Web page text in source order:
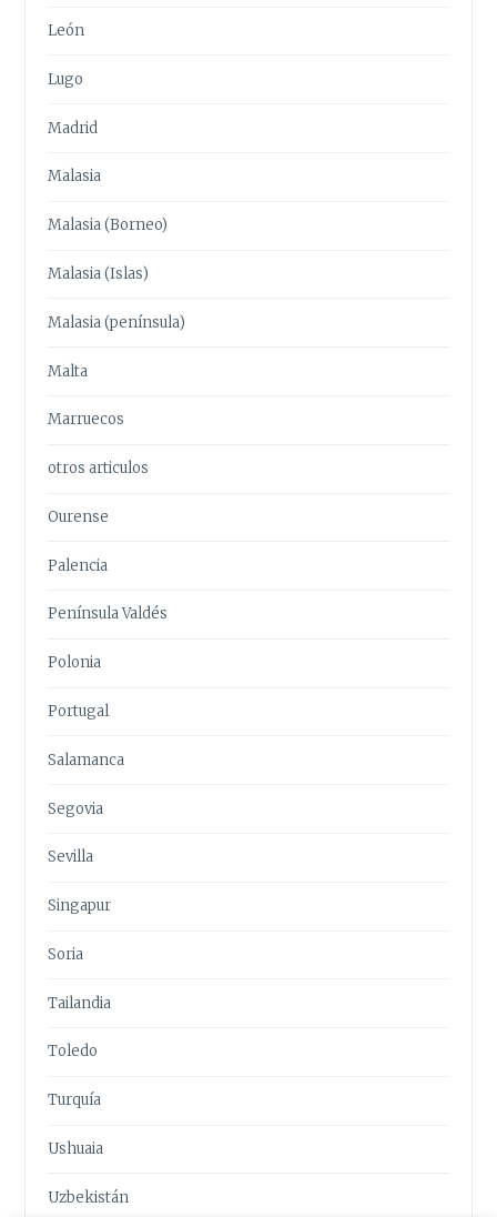
León
Lugo
Madrid
Malasia
Malasia (Borneo)
Malasia (Islas)
Malasia (península)
Malta
Marruecos
otros articulos
Ourense
Palencia
Península Valdés
Polonia
Portugal
Salamanca
Segovia
Sevilla
Singapur
Soria
Tailandia
Toledo
Turquía
Ushuaia
Uzbekistán